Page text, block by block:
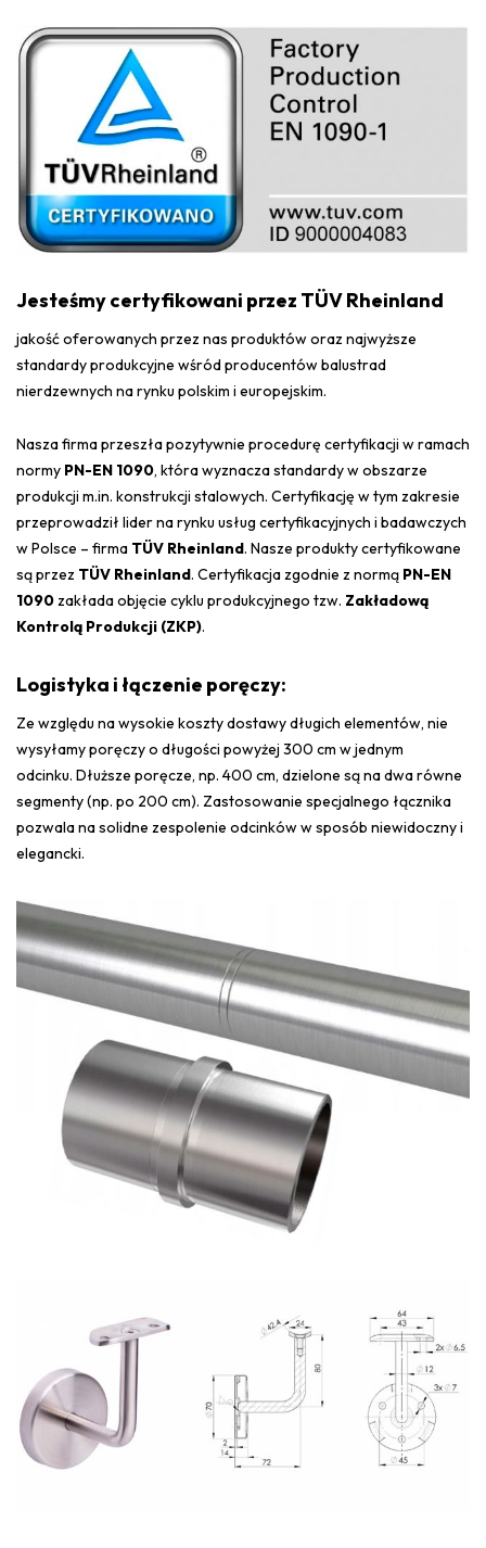
Jesteśmy certyfikowani przez TÜV Rheinland
jakość oferowanych przez nas produktów oraz najwyższe
standardy produkcyjne wśród producentów balustrad
nierdzewnych na rynku polskim i europejskim.
Nasza firma przeszła pozytywnie procedurę certyfikacji w ramach
normy PN-EN 1090, która wyznacza standardy w obszarze
produkcji m.in. konstrukcji stalowych. Certyfikację w tym zakresie
przeprowadził lider na rynku usług certyfikacyjnych i badawczych
w Polsce – firma TÜV Rheinland. Nasze produkty certyfikowane
są przez TÜV Rheinland. Certyfikacja zgodnie z normą PN-EN
1090zakłada objęcie cyklu produkcyjnego tzw. Zakładową
Kontrolą Produkcji (ZKP).
Logistyka i łączenie poręczy:
Ze względu na wysokie koszty dostawy długich elementów, nie
wysyłamy poręczy o długości powyżej 300 cm w jednym
odcinku. Dłuższe poręcze, np. 400 cm, dzielone są na dwa równe
segmenty (np. po 200 cm). Zastosowanie specjalnego łącznika
pozwala na solidne zespolenie odcinków w sposób niewidoczny i
elegancki.